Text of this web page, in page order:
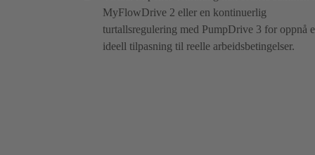
MyFlowDrive 2 eller en kontinuerlig
turtallsregulering med PumpDrive 3 for oppnå
ideell tilpasning til reelle arbeidsbetingelser.